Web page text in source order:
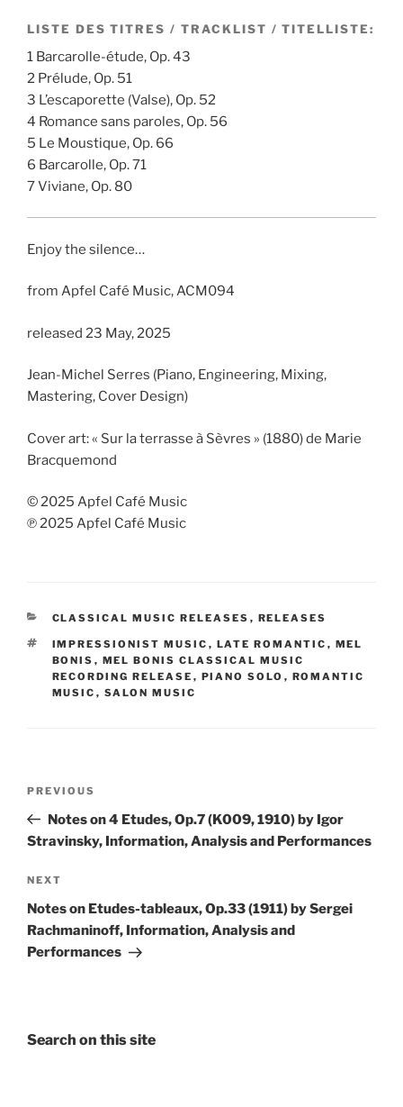
LISTE DES TITRES / TRACKLIST / TITELLISTE:
1 Barcarolle-étude, Op. 43
2 Prélude, Op. 51
3 L’escaporette (Valse), Op. 52
4 Romance sans paroles, Op. 56
5 Le Moustique, Op. 66
6 Barcarolle, Op. 71
7 Viviane, Op. 80
Enjoy the silence…
from Apfel Café Music, ACM094
released 23 May, 2025
Jean-Michel Serres (Piano, Engineering, Mixing,
Mastering, Cover Design)
Cover art: « Sur la terrasse à Sèvres » (1880) de Marie
Bracquemond
© 2025 Apfel Café Music
℗ 2025 Apfel Café Music
CATEGORIES
CLASSICAL MUSIC RELEASES , RELEASES
TAGS
IMPRESSIONIST MUSIC , LATE ROMANTIC , MEL
BONIS , MEL BONIS CLASSICAL MUSIC
RECORDING RELEASE , PIANO SOLO , ROMANTIC
MUSIC , SALON MUSIC
Previous
Post
PREVIOUS
Notes on 4 Etudes, Op.7 (K009, 1910) by Igor
Stravinsky, Information, Analysis and Performances
Next
Post
NEXT
Notes on Etudes-tableaux, Op.33 (1911) by Sergei
Rachmaninoff, Information, Analysis and
Performances
Search on this site